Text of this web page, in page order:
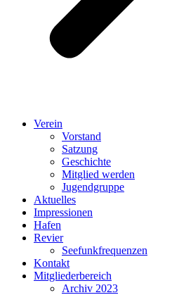
Verein
Vorstand
Satzung
Geschichte
Mitglied werden
Jugendgruppe
Aktuelles
Impressionen
Hafen
Revier
Seefunkfrequenzen
Kontakt
Mitgliederbereich
Archiv 2023